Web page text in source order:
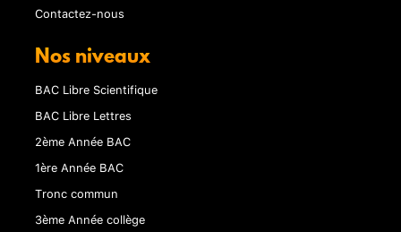
Contactez-nous
Nos niveaux
BAC Libre Scientifique
BAC Libre Lettres
2ème Année BAC
1ère Année BAC
Tronc commun
3ème Année collège